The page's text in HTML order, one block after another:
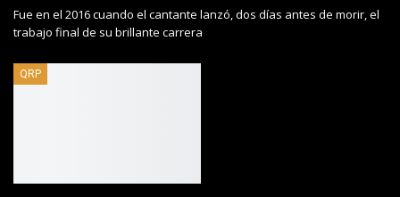
Fue en el 2016 cuando el cantante lanzó, dos días antes de morir, el
trabajo final de su brillante carrera
QRP